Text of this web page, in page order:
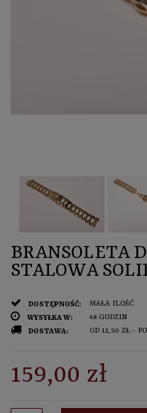
BRANSOLETA
STALOWA
DOSTĘPNOŚĆ:
MAŁA ILOŚĆ
WYSYŁKA W:
48 GODZIN
DOSTAWA:
OD 12,50 ZŁ -
159,00 zł